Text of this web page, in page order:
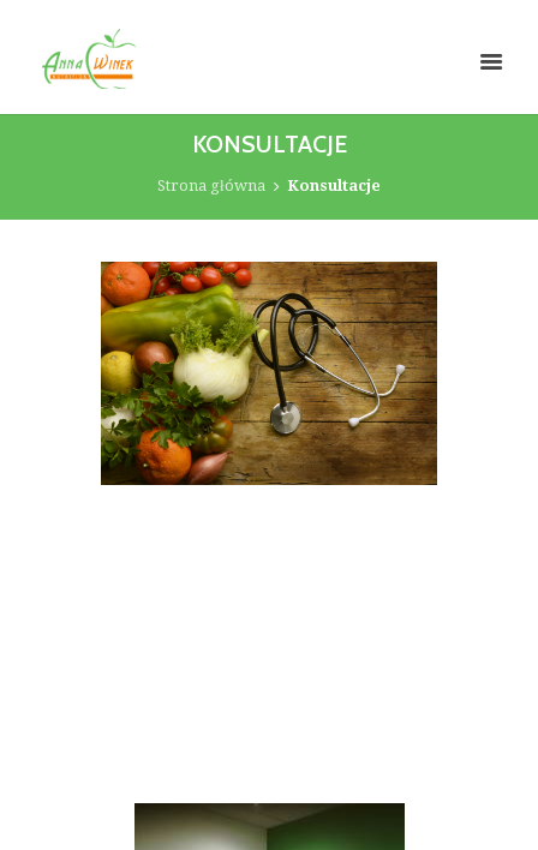
KONSULTACJE
Strona główna Konsultacje